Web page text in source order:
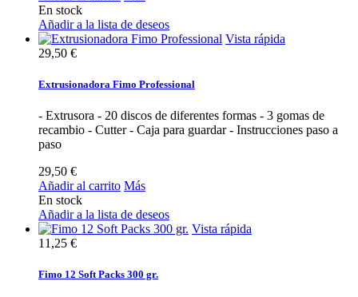
En stock
Añadir a la lista de deseos
Vista rápida
29,50 €
Extrusionadora Fimo Professional
- Extrusora - 20 discos de diferentes formas - 3 gomas de
recambio - Cutter - Caja para guardar - Instrucciones paso a
paso
29,50 €
Añadir al carrito Más
En stock
Añadir a la lista de deseos
Vista rápida
11,25 €
Fimo 12 Soft Packs 300 gr.